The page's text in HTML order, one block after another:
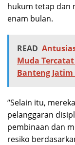
hukum tetap dan
enam bulan.
READ
Muda
Banteng Jatim
“Selain itu,
pelanggaran
pembinaan dan
resiko